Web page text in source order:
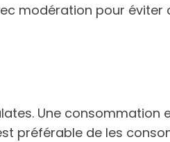
modération pour éviter
Une consommation
préférable de les